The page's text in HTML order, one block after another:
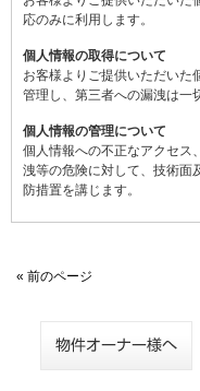
応のみに利用します。
個人情報の取得について
お客様よりご提供いただいた
管理し、第三者への漏洩は一
個人情報の管理について
個人情報への不正なアクセス
洩等の危険に対して、技術面
防措置を講じます。
« 前のページ